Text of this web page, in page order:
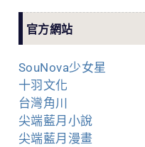
官方網站
SouNova少女星
十羽文化
台灣角川
尖端藍月小說
尖端藍月漫畫